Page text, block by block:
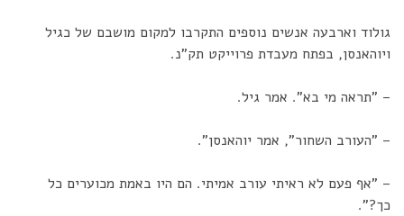
גולוד וארבעה אנשים נוספים התקרבו למקום מושבם של כגיל
ויוהאנסן, בפתח מעבדת פרוייקט תק"נ.
– "תראה מי בא". אמר גיל.
– "העורב השחור", אמר יוהאנסן".
– "אף פעם לא ראיתי עורב אמיתי. הם היו באמת מכוערים כל
כך?".